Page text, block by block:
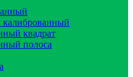
квадрат
полоса